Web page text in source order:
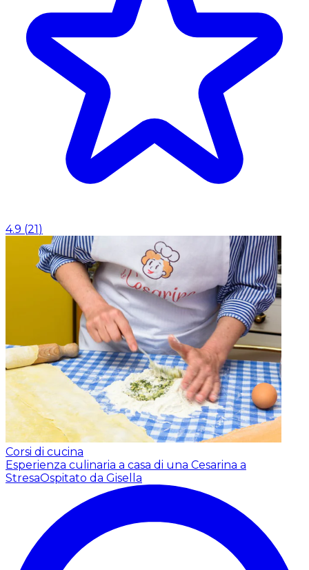
4.9 (21)
Corsi di cucina
Esperienza culinaria a casa di una Cesarina a
StresaOspitato da Gisella